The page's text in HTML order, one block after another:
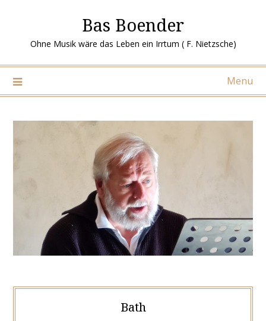
Bas Boender
Ohne Musik wäre das Leben ein Irrtum ( F. Nietzsche)
Menu
Bath